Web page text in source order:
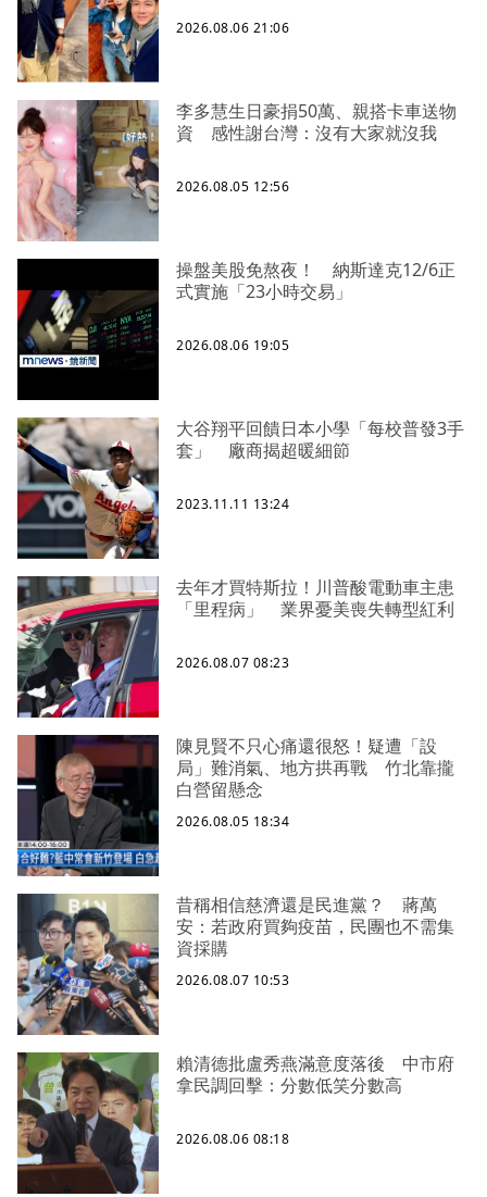
2026.08.06 21:06
李多慧生日豪捐50萬、親搭卡車送物
資 感性謝台灣：沒有大家就沒我
2026.08.05 12:56
操盤美股免熬夜！ 納斯達克12/6正
式實施「23小時交易」
2026.08.06 19:05
大谷翔平回饋日本小學「每校普發3手
套」 廠商揭超暖細節
2023.11.11 13:24
去年才買特斯拉！川普酸電動車主患
「里程病」 業界憂美喪失轉型紅利
2026.08.07 08:23
陳見賢不只心痛還很怒！疑遭「設
局」難消氣、地方拱再戰 竹北靠攏
白營留懸念
2026.08.05 18:34
昔稱相信慈濟還是民進黨？ 蔣萬
安：若政府買夠疫苗，民團也不需集
資採購
2026.08.07 10:53
賴清德批盧秀燕滿意度落後 中市府
拿民調回擊：分數低笑分數高
2026.08.06 08:18